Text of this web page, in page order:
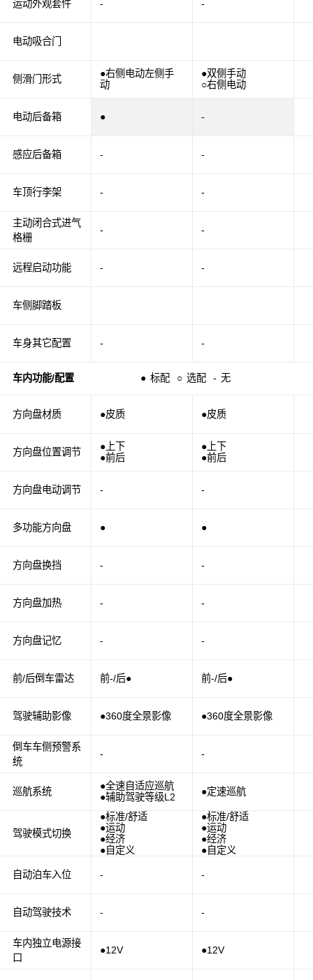
运动外观套件
电动吸合门
侧滑门形式
电动后备箱
感应后备箱
车顶行李架
主动闭合式进气
格栅
远程启动功能
车侧脚踏板
车身其它配置
车内功能/配置 ● 标配 ○ 选配 - 无
方向盘材质
方向盘位置调节
方向盘电动调节
多功能方向盘
方向盘换挡
方向盘加热
方向盘记忆
前/后倒车雷达
驾驶辅助影像
倒车车侧预警系
统
巡航系统
驾驶模式切换
自动泊车入位
自动驾驶技术
车内独立电源接
口
- -
●右侧电动左侧手
动
●双侧手动
○右侧电动
● -
- -
- -
- -
- -
- -
●皮质 ●皮质
●上下
●前后
●上下
●前后
- -
● ●
- -
- -
- -
前-/后● 前-/后●
●360度全景影像 ●360度全景影像
- -
●全速自适应巡航
●辅助驾驶等级L2
●定速巡航
●标准/舒适
●运动
●经济
●自定义
●标准/舒适
●运动
●经济
●自定义
- -
- -
●12V ●12V